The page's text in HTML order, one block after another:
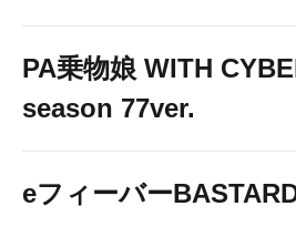
PA乗物娘 WITH
season 77ver.
eフィーバー